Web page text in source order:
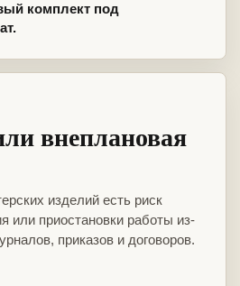
комплект под
внеплановая
изделий есть риск
или приостановки работы из-
приказов и договоров.